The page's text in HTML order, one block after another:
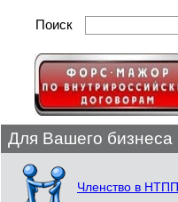
Поиск
Для Вашего бизнеса
Членство в НТПП